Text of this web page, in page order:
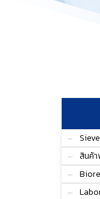
สินค้